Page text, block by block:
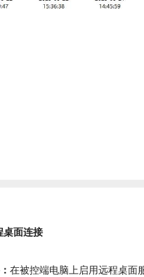
面连接
在被控端电脑上启用远程桌面